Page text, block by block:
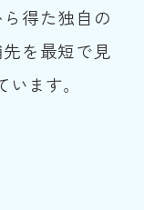
得た独自の
を最短で見
ます。